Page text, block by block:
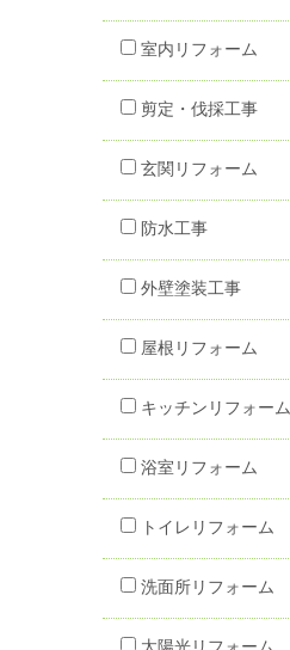
室内リフォーム
剪定・伐採工事
玄関リフォーム
防水工事
外壁塗装工事
屋根リフォーム
キッチンリフォーム
浴室リフォーム
トイレリフォーム
洗面所リフォーム